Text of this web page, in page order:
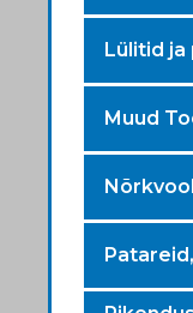
Lülitid ja
Muud